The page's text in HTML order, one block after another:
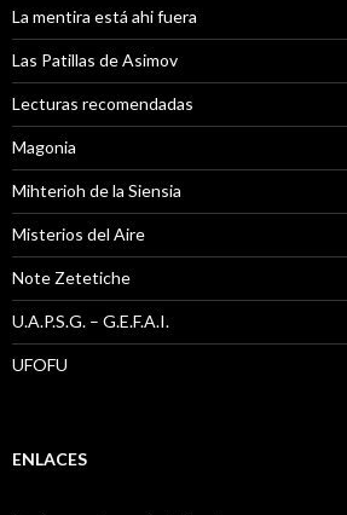
La mentira está ahi fuera
Las Patillas de Asimov
Lecturas recomendadas
Magonia
Mihterioh de la Siensia
Misterios del Aire
Note Zetetiche
U.A.P.S.G. – G.E.F.A.I.
UFOFU
ENLACES